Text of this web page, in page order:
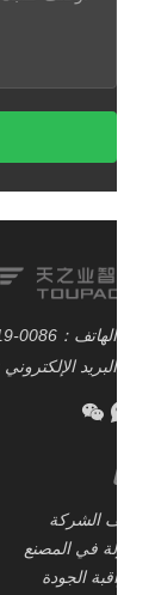
الهاتف：0086-18923335619
البريد الإلكتروني：sales@toupack.com
الشركة
في المصنع
الجودة